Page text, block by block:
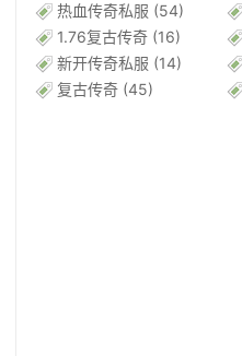
热血传奇私服 (54)
1.76复古传奇 (16)
新开传奇私服 (14)
复古传奇 (45)